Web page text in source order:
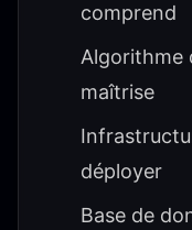
comprend
Algorithme
maîtrise
déployer
Base de